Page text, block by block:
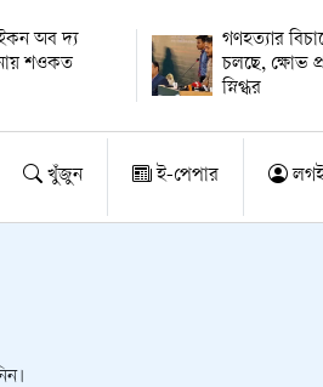
অব দ্য
শওকত
গণহত্যার
চলছে, ক্ষোভ
স্নিগ্ধর
খুঁজুন ই-পেপার